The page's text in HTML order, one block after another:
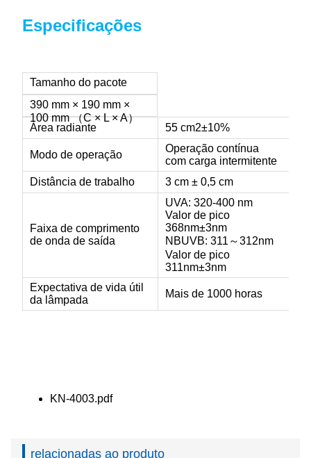
Especificações
Tamanho do pacote
390 mm × 190 mm ×
100 mm （C × L × A）
Área radiante
55 cm2±10%
Modo de operação
Operação contínua
com carga intermitente
Distância de trabalho
3 cm ± 0,5 cm
Faixa de comprimento
de onda de saída
UVA: 320-400 nm
Valor de pico
368nm±3nm
NBUVB: 311～312nm
Valor de pico
311nm±3nm
Expectativa de vida útil
da lâmpada
Mais de 1000 horas
KN-4003.pdf
relacionadas ao produto